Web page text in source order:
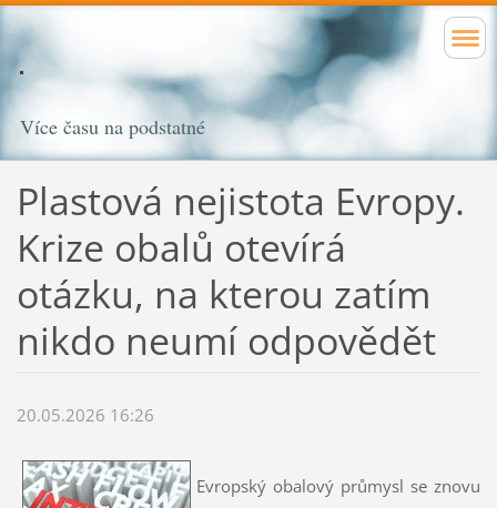
Více času na podstatné
Plastová nejistota Evropy.
Krize obalů otevírá
otázku, na kterou zatím
nikdo neumí odpovědět
20.05.2026 16:26
Evropský obalový průmysl se znovu